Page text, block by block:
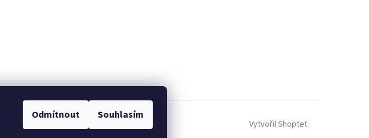
Odmítnout Souhlasím
Vytvořil Shoptet